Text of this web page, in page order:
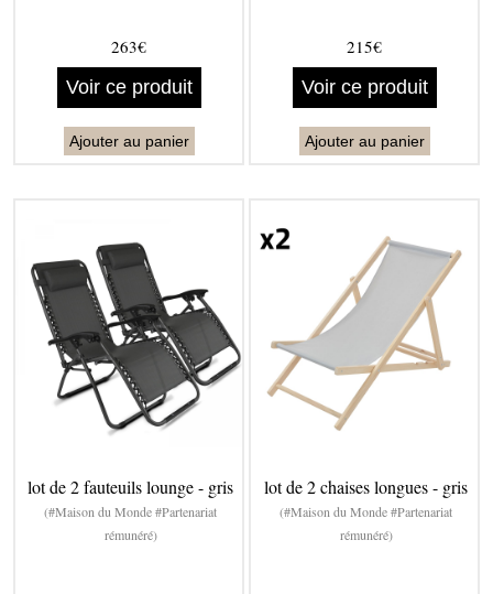
263€
Voir ce produit
Ajouter au panier
215€
Voir ce produit
Ajouter au panier
lot de 2 fauteuils lounge - gris
(#Maison du Monde #Partenariat
rémunéré)
lot de 2 chaises longues - gris
(#Maison du Monde #Partenariat
rémunéré)